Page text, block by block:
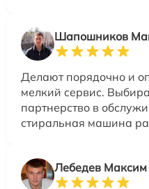
Шапошников
Делают порядочно и
мелкий сервис.
партнерство в
стиральная машина
Лебедев Максим